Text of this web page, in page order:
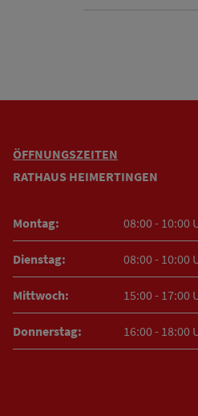
ÖFFNUNGSZEITEN
RATHAUS HEIMERTINGEN
Montag: 08:00 - 10:00
Dienstag: 08:00 - 10:00
Mittwoch: 15:00 - 17:00
Donnerstag: 16:00 - 18:00